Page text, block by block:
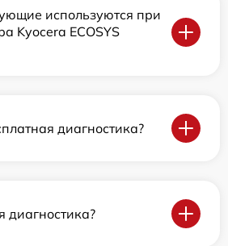
используются при
Kyocera ECOSYS
диагностика?
диагностика?